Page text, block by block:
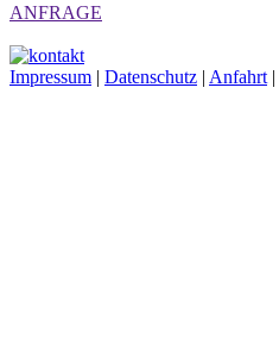
ANFRAGE
Impressum | Datenschutz | Anfahrt |